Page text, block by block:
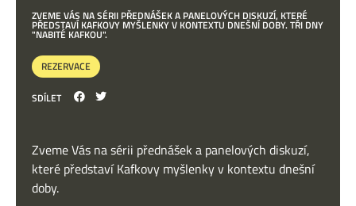
ZVEME VÁS NA SÉRII PŘEDNÁŠEK A PANELOVÝCH DISKUZÍ, KTERÉ
PŘEDSTAVÍ KAFKOVY MYŠLENKY V KONTEXTU DNEŠNÍ DOBY. TŘI DNY
"NABITÉ KAFKOU".
REZERVACE
SDÍLET
Zveme Vás na sérii přednášek a panelových diskuzí,
které představí Kafkovy myšlenky v kontextu dnešní
doby.